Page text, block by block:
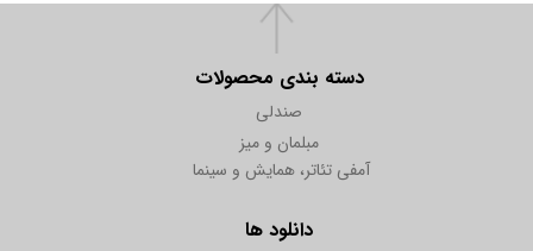
دسته بندی محصولات
صندلی
مبلمان و میز
آمفی تئاتر، همایش و سینما
دانلود ها